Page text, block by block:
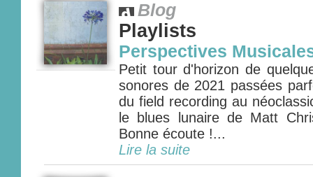
Blog
Playlists
Perspectives
Petit tour d'horizon de
sonores de 2021 passées
du field recording au
le blues lunaire de Matt
Bonne écoute !...
Lire la suite